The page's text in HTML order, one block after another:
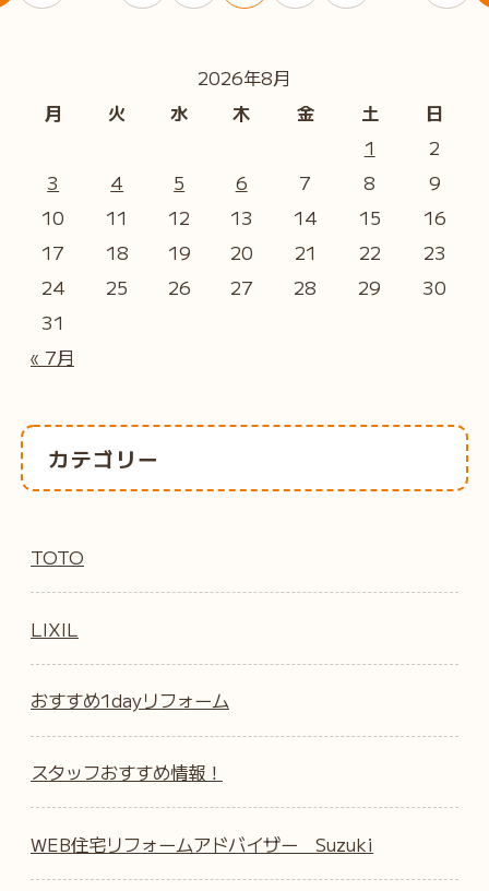
2026年8月
月
火 水 木 金 土 日
« 7月
1
2
3
4 5 6 7 8
9
10
11 12 13 14 15
16
17
18 19 20 21 22
23
24
25 26 27 28 29
30
31
カテゴリー
TOTO
LIXIL
おすすめ1dayリフォーム
スタッフおすすめ情報！
WEB住宅リフォームアドバイザー Suzuki